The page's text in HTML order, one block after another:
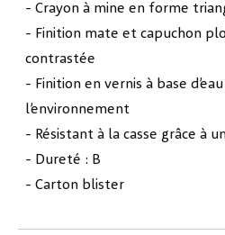
- Crayon à mine en forme
- Finition mate et capuchon
contrastée
- Finition en vernis à base
l’environnement
- Résistant à la casse grâce à
- Dureté : B
- Carton blister